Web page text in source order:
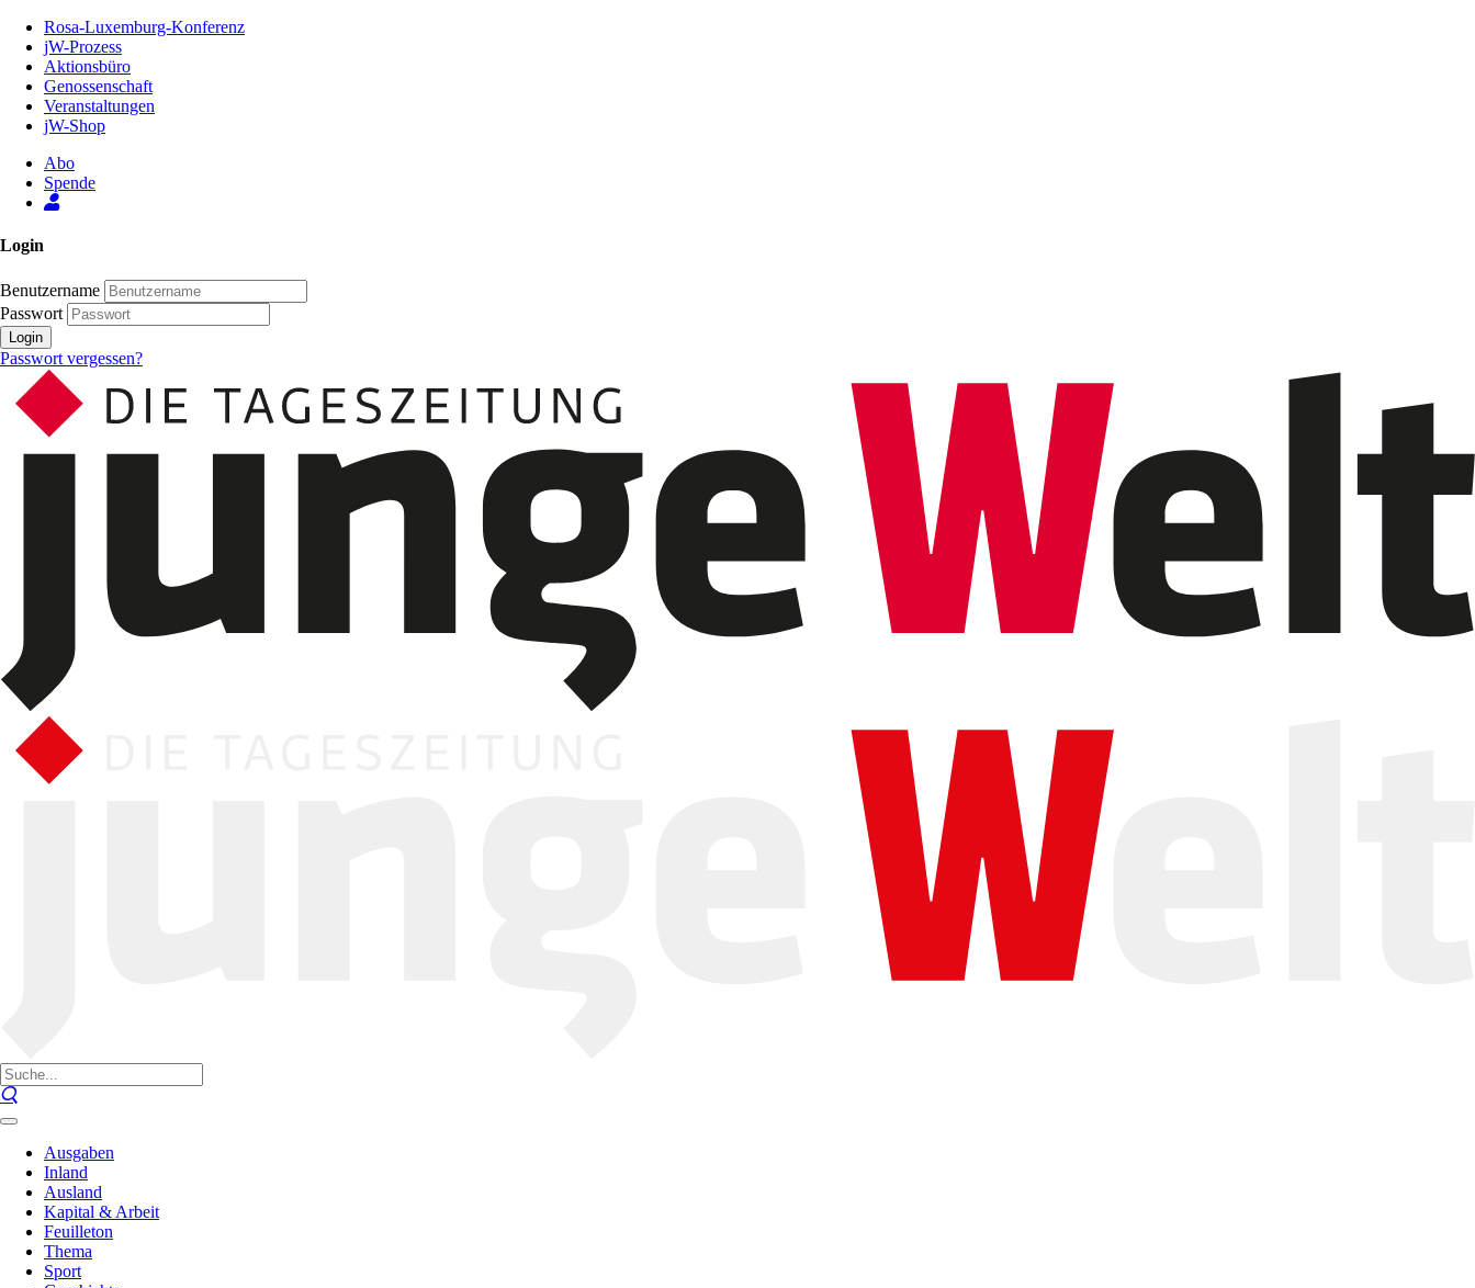
Inhalt
Seite
Rosa-Luxemburg-Konferenz
jW-Prozess
Aktionsbüro
Genossenschaft
Veranstaltungen
jW-Shop
Abo
Spende
Login
Benutzername
Passwort
Login
Passwort vergessen?
Ausgaben
Inland
Ausland
Kapital & Arbeit
Feuilleton
Thema
Sport